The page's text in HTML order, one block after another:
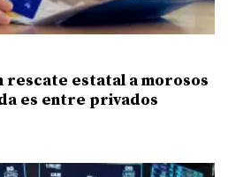
rescate estatal a morosos
es entre privados